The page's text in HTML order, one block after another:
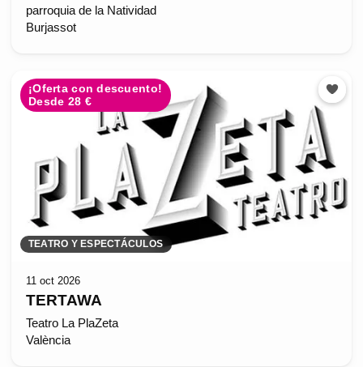
parroquia de la Natividad
Burjassot
¡Oferta con descuento!
Desde 28 €
TEATRO Y ESPECTÁCULOS
11 oct 2026
TERTAWA
Teatro La PlaZeta
València